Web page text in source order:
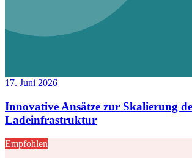
17. Juni 2026
Innovative Ansätze zur Skalierung
Ladeinfrastruktur
Empfohlen